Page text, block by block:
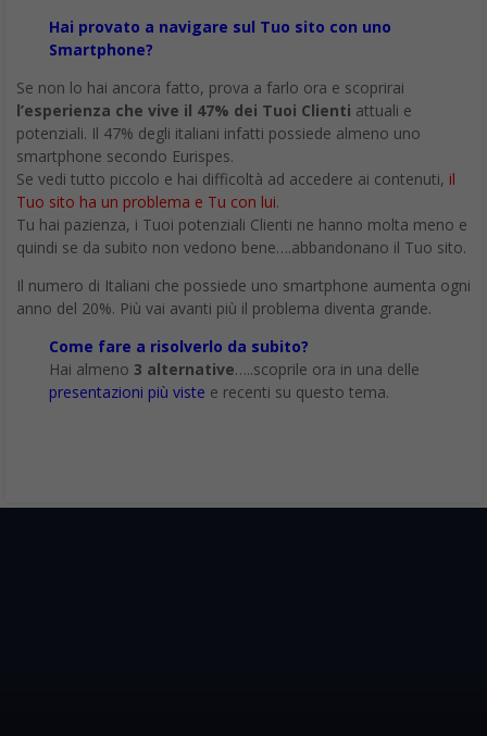
Hai provato a navigare sul Tuo sito con uno
Smartphone?
Se non lo hai ancora fatto, prova a farlo ora e scoprirai
l’esperienza che vive il 47% dei Tuoi Clienti attuali e
potenziali. Il 47% degli italiani infatti possiede almeno uno
smartphone secondo Eurispes.
Se vedi tutto piccolo e hai difficoltà ad accedere ai contenuti, il
Tuo sito ha un problema e Tu con lui.
Tu hai pazienza, i Tuoi potenziali Clienti ne hanno molta meno e
quindi se da subito non vedono bene….abbandonano il Tuo sito.
Il numero di Italiani che possiede uno smartphone aumenta ogni
anno del 20%. Più vai avanti più il problema diventa grande.
Come fare a risolverlo da subito?
Hai almeno 3 alternative…..scoprile ora in una delle
presentazioni più viste e recenti su questo tema.